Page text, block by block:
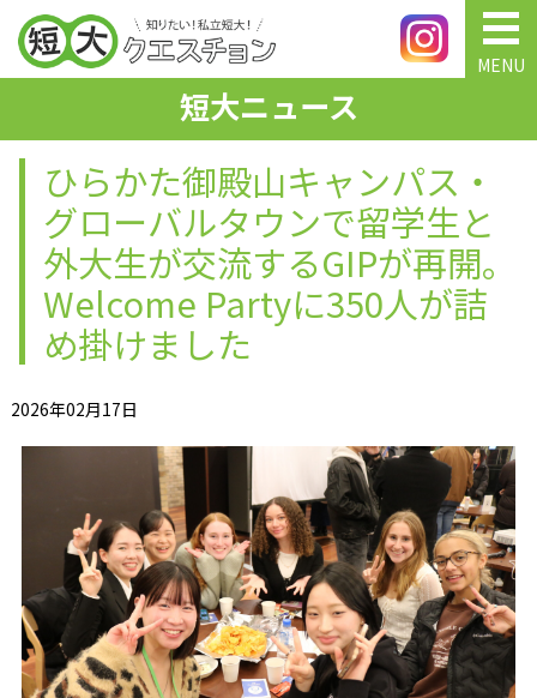
MENU
短大ニュース
ひらかた御殿山キャンパス・
グローバルタウンで留学生と
外大生が交流するGIPが再開。
Welcome Partyに350人が詰
め掛けました
2026年02月17日